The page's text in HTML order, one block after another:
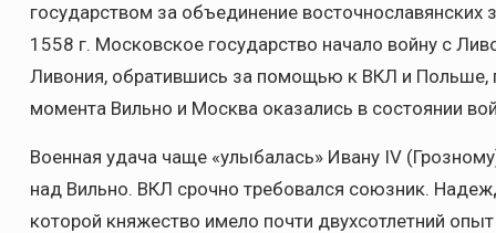
государством за объединение
1558 г. Московское государство начало войну с
Ливония, обратившись за помощью к ВКЛ и Польше,
момента Вильно и Москва оказались в состоянии
Военная удача чаще «улыбалась» Ивану IV
над Вильно. ВКЛ срочно требовался союзник.
которой княжество имело почти двухсотлетний